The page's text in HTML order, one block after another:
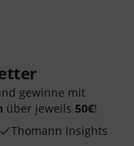
gewinne mit
über jeweils 50€!
Thomann Insights